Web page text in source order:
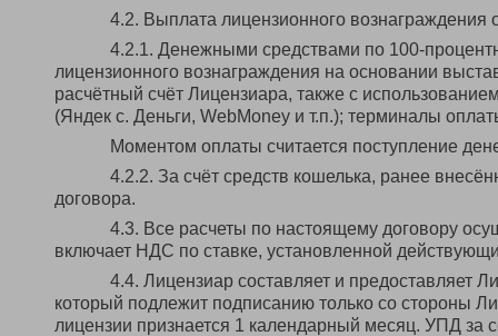
4.2. Выплата лицензионного
4.2.1. Денежными средствами по 100-
лицензионного вознаграждения на основании
расчётный счёт Лицензиара, также с
(Яндек с. Деньги, WebMoney и т.п.); терминалы
Моментом оплаты считается поступление
4.2.2. За счёт средств кошелька, ранее
договора.
4.3. Все расчеты по настоящему договору
включает НДС по ставке, установленной
4.4. Лицензиар составляет и предоставляет
который подлежит подписанию только со стороны
лицензии признается 1 календарный месяц. УПД за